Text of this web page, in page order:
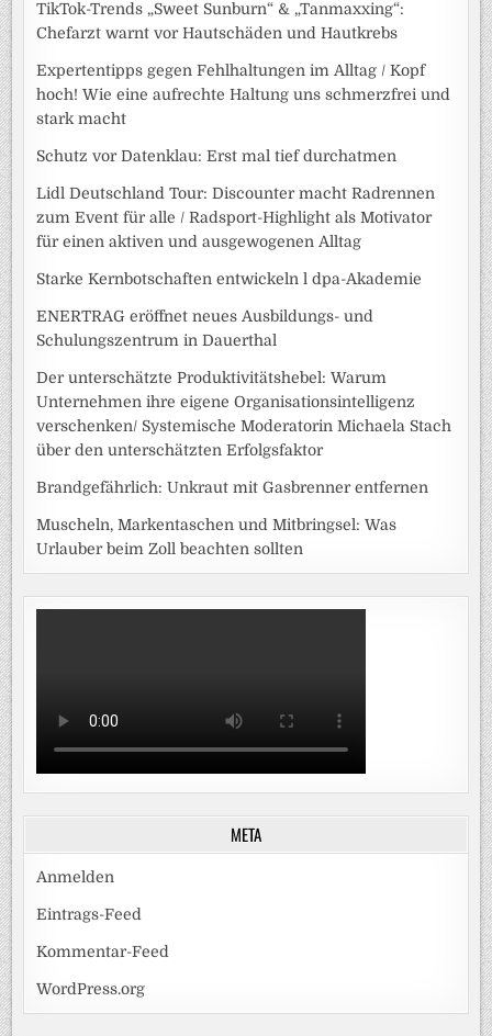
TikTok-Trends „Sweet Sunburn“ & „Tanmaxxing“:
Chefarzt warnt vor Hautschäden und Hautkrebs
Expertentipps gegen Fehlhaltungen im Alltag / Kopf
hoch! Wie eine aufrechte Haltung uns schmerzfrei und
stark macht
Schutz vor Datenklau: Erst mal tief durchatmen
Lidl Deutschland Tour: Discounter macht Radrennen
zum Event für alle / Radsport-Highlight als Motivator
für einen aktiven und ausgewogenen Alltag
Starke Kernbotschaften entwickeln l dpa-Akademie
ENERTRAG eröffnet neues Ausbildungs- und
Schulungszentrum in Dauerthal
Der unterschätzte Produktivitätshebel: Warum
Unternehmen ihre eigene Organisationsintelligenz
verschenken/ Systemische Moderatorin Michaela Stach
über den unterschätzten Erfolgsfaktor
Brandgefährlich: Unkraut mit Gasbrenner entfernen
Muscheln, Markentaschen und Mitbringsel: Was
Urlauber beim Zoll beachten sollten
META
Anmelden
Eintrags-Feed
Kommentar-Feed
WordPress.org